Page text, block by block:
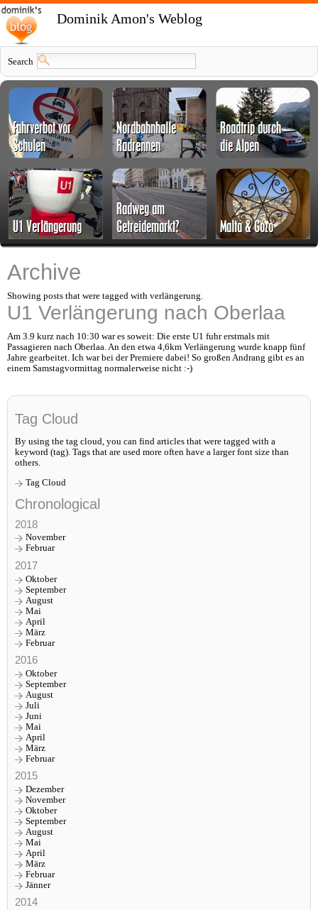
Dominik Amon's Weblog
Search
Archive
Showing posts that were tagged with verlängerung.
U1 Verlängerung nach Oberlaa
Am 3.9 kurz nach 10:30 war es soweit: Die erste U1 fuhr erstmals mit
Passagieren nach Oberlaa. An den etwa 4,6km Verlängerung wurde knapp fünf
Jahre gearbeitet. Ich war bei der Premiere dabei! So großen Andrang gibt es an
einem Samstagvormittag normalerweise nicht :-)
Tag Cloud
By using the tag cloud, you can find articles that were tagged with a
keyword (tag). Tags that are used more often have a larger font size than
others.
Tag Cloud
Chronological
2018
November
Februar
2017
Oktober
September
August
Mai
April
März
Februar
2016
Oktober
September
August
Juli
Juni
Mai
April
März
Februar
2015
Dezember
November
Oktober
September
August
Mai
April
März
Februar
Jänner
2014